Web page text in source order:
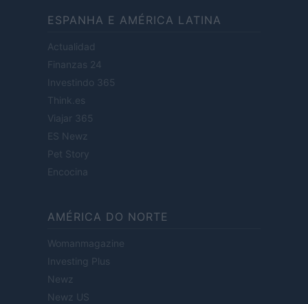
ESPANHA E AMÉRICA LATINA
Actualidad
Finanzas 24
Investindo 365
Think.es
Viajar 365
ES Newz
Pet Story
Encocina
AMÉRICA DO NORTE
Womanmagazine
Investing Plus
Newz
Newz US